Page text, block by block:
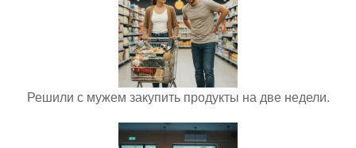
Решили с мужем закупить продукты на две недели.